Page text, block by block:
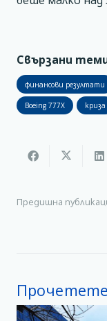
Свързани
финансови резултати
Boeing 777X криза
Предишна